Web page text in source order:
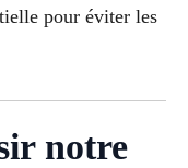
pour éviter les
notre